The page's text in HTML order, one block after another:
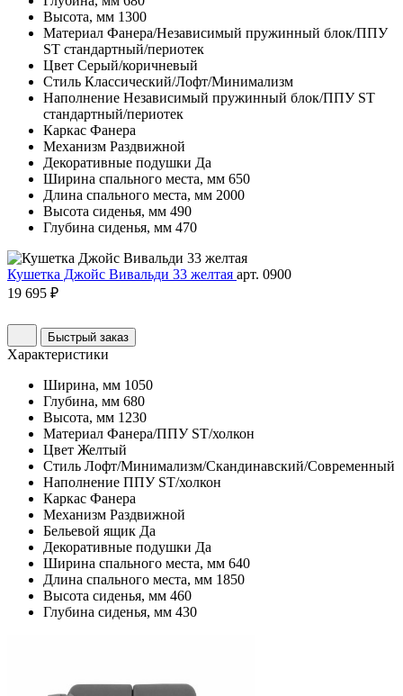
Высота, мм 1300
Материал Фанера/Независимый пружинный блок/ППУ
ST стандартный/периотек
Цвет Серый/коричневый
Стиль Классический/Лофт/Минимализм
Наполнение Независимый пружинный блок/ППУ ST
стандартный/периотек
Каркас Фанера
Механизм Раздвижной
Декоративные подушки Да
Ширина спального места, мм 650
Длина спального места, мм 2000
Высота сиденья, мм 490
Глубина сиденья, мм 470
Кушетка Джойс Вивальди 33 желтая арт. 0900
19 695 ₽
Быстрый заказ
Характеристики
Ширина, мм 1050
Глубина, мм 680
Высота, мм 1230
Материал Фанера/ППУ ST/холкон
Цвет Желтый
Стиль Лофт/Минимализм/Скандинавский/Современный
Наполнение ППУ ST/холкон
Каркас Фанера
Механизм Раздвижной
Бельевой ящик Да
Декоративные подушки Да
Ширина спального места, мм 640
Длина спального места, мм 1850
Высота сиденья, мм 460
Глубина сиденья, мм 430